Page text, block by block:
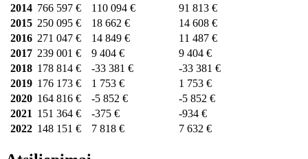
2014 766 597 € 110 094 €
91 813 €
2015 250 095 € 18 662 €
14 608 €
2016 271 047 € 14 849 €
11 487 €
2017 239 001 € 9 404 €
9 404 €
2018 178 814 € -33 381 €
-33 381 €
2019 176 173 € 1 753 €
1 753 €
2020 164 816 € -5 852 €
-5 852 €
2021 151 364 € -375 €
-934 €
2022 148 151 € 7 818 € 7 632 €